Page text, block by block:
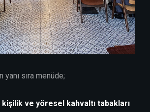
yanı sıra menüde;
ve yöresel kahvaltı tabakları